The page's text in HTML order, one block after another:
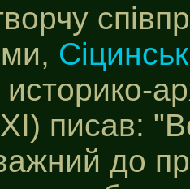
историко-
писав:
до